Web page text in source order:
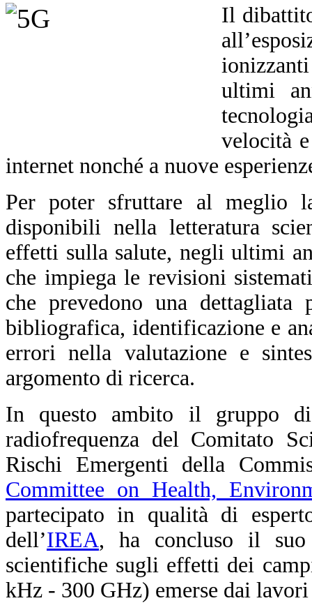
Il
ultimi
velocità
internet nonché a nuove
Per poter sfruttare al meglio
disponibili nella letteratura
effetti sulla salute, negli ultimi
che impiega le revisioni
che prevedono una dettagliata
bibliografica, identificazione e
errori nella valutazione e
argomento di ricerca.
In questo ambito il gruppo
radiofrequenza del Comitato
Rischi Emergenti della
Committee on Health,
partecipato in qualità di
dell’IREA, ha concluso il suo
scientifiche sugli effetti dei
kHz - 300 GHz) emerse dai